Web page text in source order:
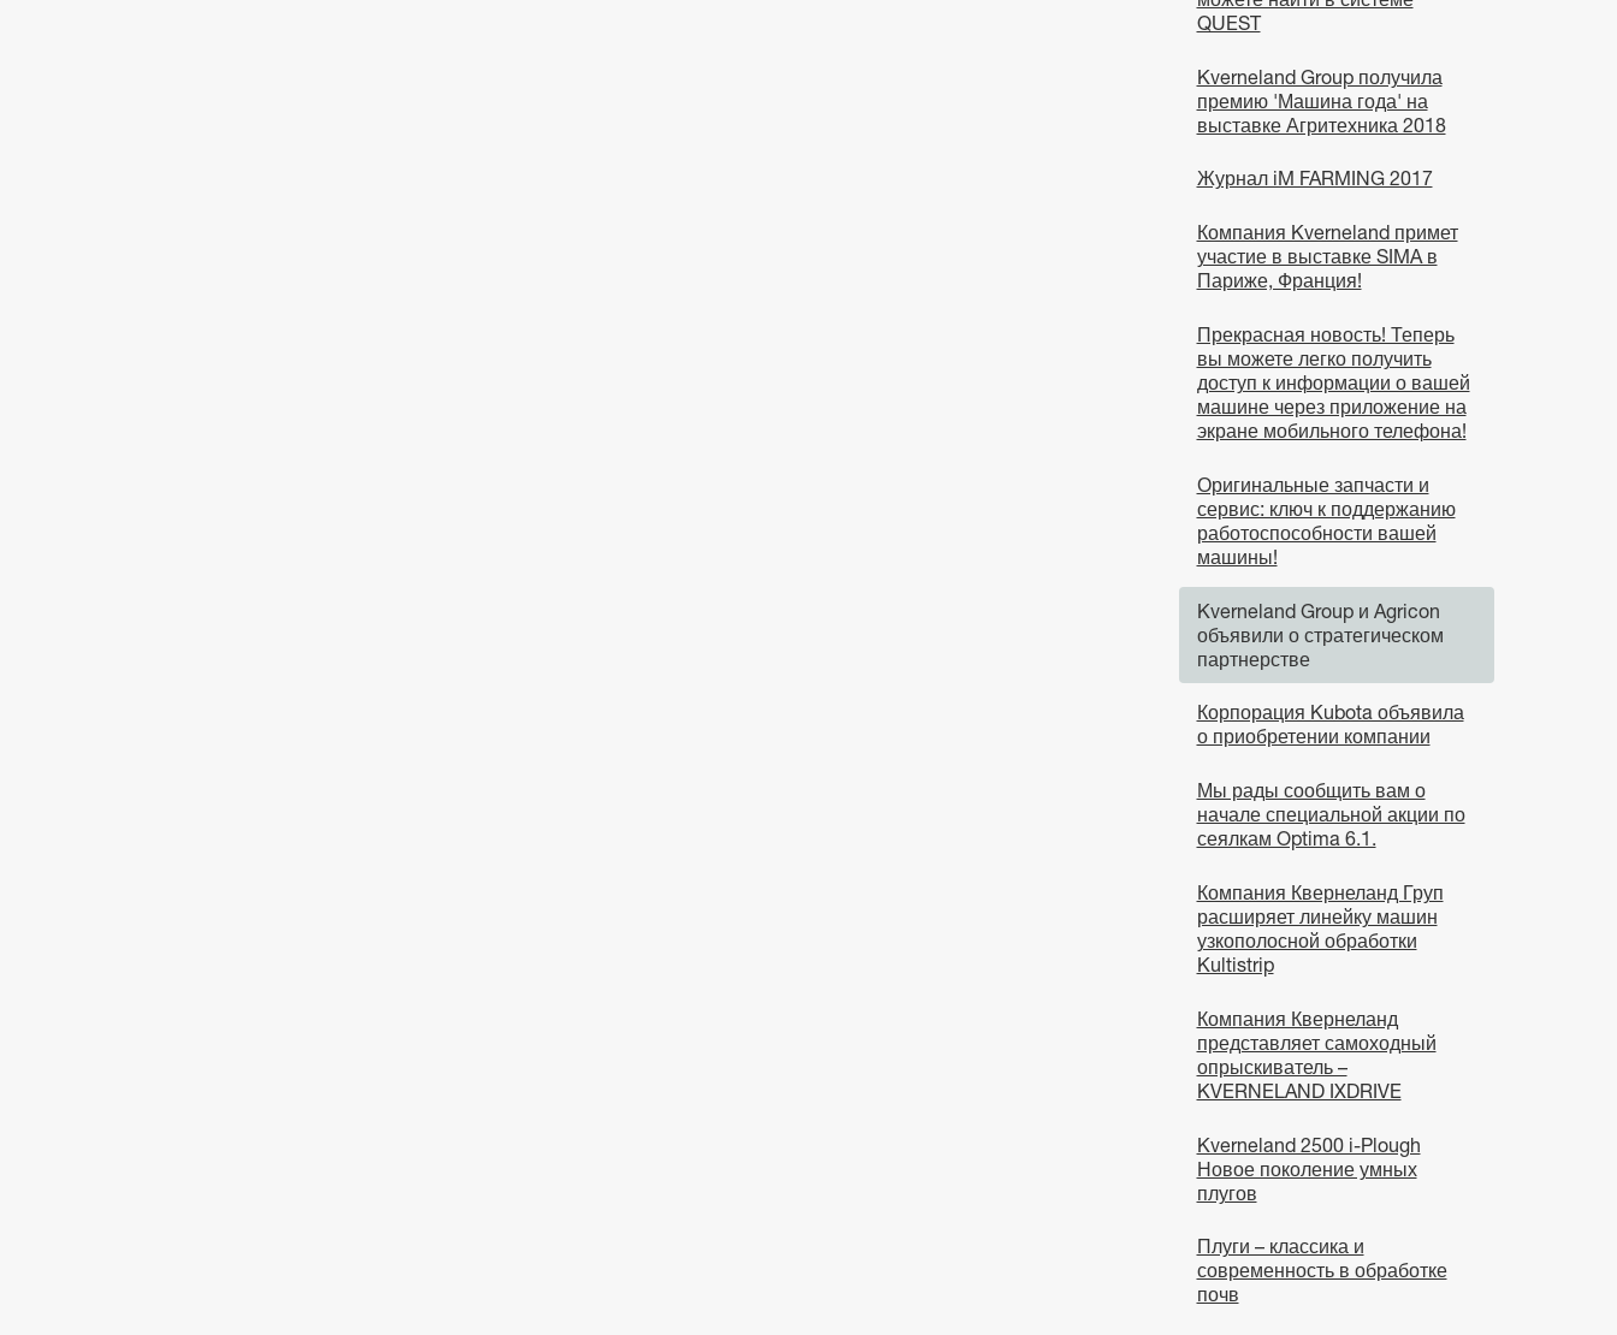
QUEST
Kverneland Group получила
премию 'Машина года' на
выставке Агритехника 2018
Журнал iM FARMING 2017
Компания Kverneland примет
участие в выставке SIMA в
Париже, Франция!
Прекрасная новость! Теперь
вы можете легко получить
доступ к информации о вашей
машине через приложение на
экране мобильного телефона!
Оригинальные запчасти и
сервис: ключ к поддержанию
работоспособности вашей
машины!
Kverneland Group и Agricon
объявили о стратегическом
партнерстве
Корпорация Kubota объявила
о приобретении компании
Мы рады сообщить вам о
начале специальной акции по
сеялкам Optima 6.1.
Компания Квернеланд Груп
расширяет линейку машин
узкополосной обработки
Kultistrip
Компания Квернеланд
представляет самоходный
опрыскиватель –
KVERNELAND IXDRIVE
Kverneland 2500 i-Plough
Новое поколение умных
плугов
Плуги – классика и
современность в обработке
почв